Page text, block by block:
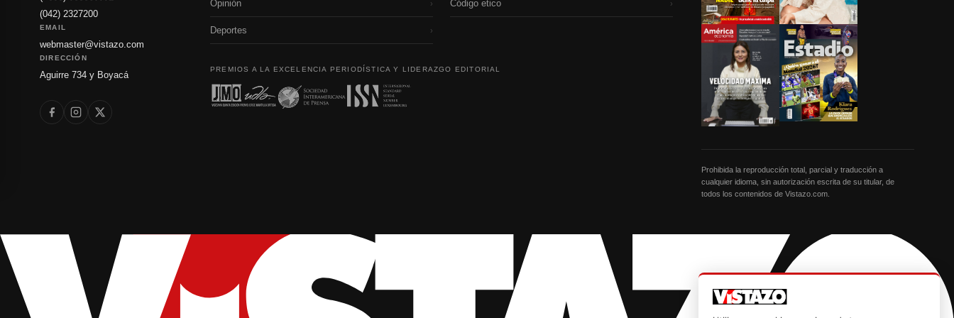
(042) 2327200
EMAIL
webmaster@vistazo.com
DIRECCIÓN
Aguirre 734 y Boyacá
Opinión ›
Deportes ›
Código etico ›
PREMIOS A LA EXCELENCIA PERIODÍSTICA Y LIDERAZGO EDITORIAL
Prohibida la reproducción total, parcial y traducción a
cualquier idioma, sin autorización escrita de su titular, de
todos los contenidos de Vistazo.com.